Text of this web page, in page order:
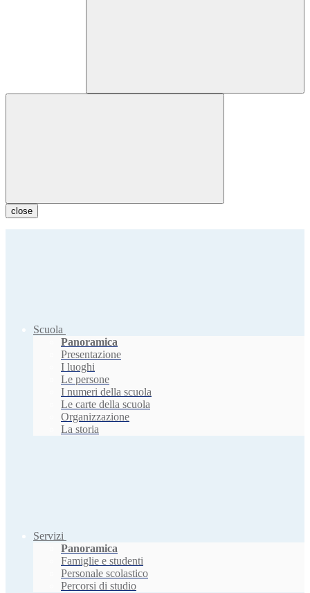
close
Scuola
Panoramica
Presentazione
I luoghi
Le persone
I numeri della scuola
Le carte della scuola
Organizzazione
La storia
Servizi
Panoramica
Famiglie e studenti
Personale scolastico
Percorsi di studio